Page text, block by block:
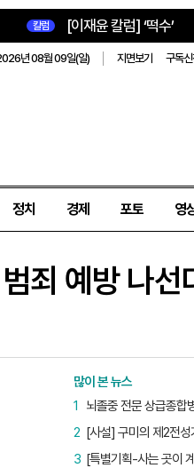
칼럼 [이재윤 칼럼] ‘떡수’
년 08월 09일(일) 지면보기 구독
정치 경제 포토 영
죄 예방 나선
많이 본 뉴스
1
[사설] 구미의 제2전
2
3